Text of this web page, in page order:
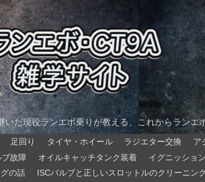
だ現役ランエボ乗りが教える、これからランエ
足回り タイヤ・ホイール ラジエター交換
ア
ブ故障 オイルキャッチタンク装着
イグニッショ
の話 ISCバルブと正しいスロットルのクリーニン